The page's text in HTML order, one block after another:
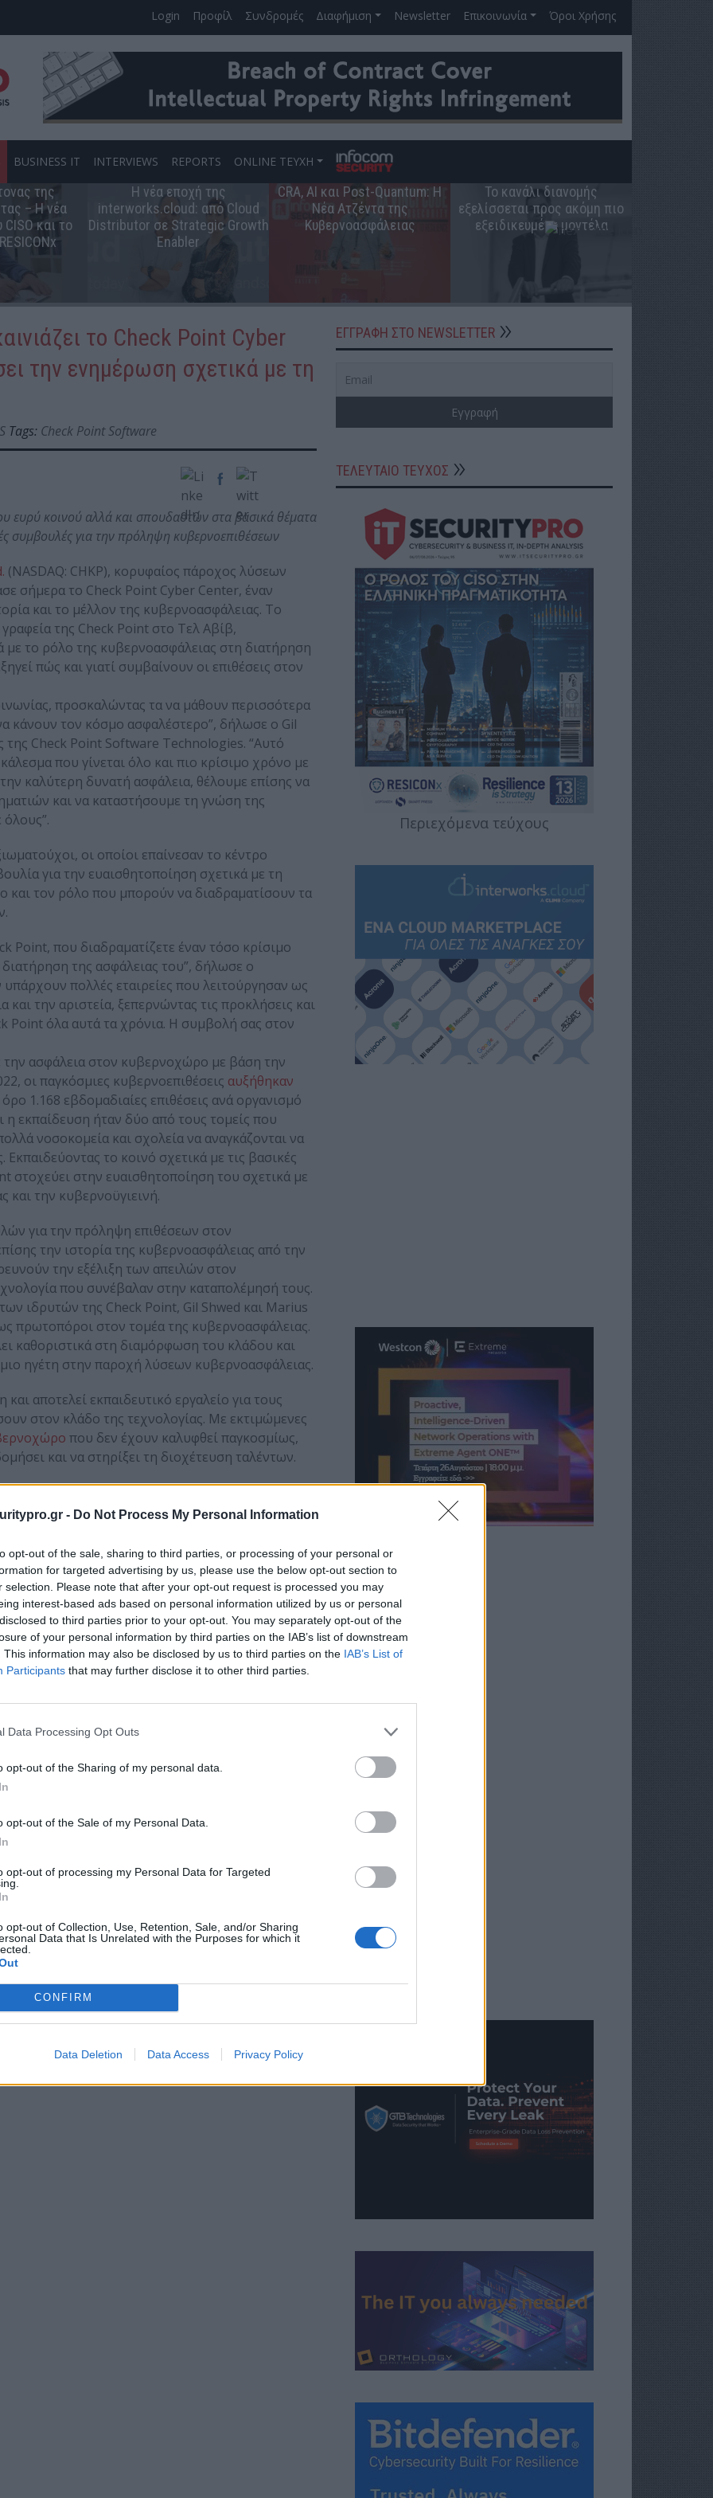
- Do Not Process My Personal Information
opt-out of the sale, sharing to third parties, or processing of your personal or
for targeted advertising by us, please use the below opt-out section to
selection. Please note that after your opt-out request is processed you may
interest-based ads based on personal information utilized by us or personal
to third parties prior to your opt-out. You may separately opt-out of the
of your personal information by third parties on the IAB’s list of downstream
This information may also be disclosed by us to third parties on the IAB’s List of
Participants that may further disclose it to other third parties.
Data Processing Opt Outs
opt-out of the Sharing of my personal data.
opt-out of the Sale of my Personal Data.
opt-out of processing my Personal Data for Targeted
opt-out of Collection, Use, Retention, Sale, and/or Sharing
Data that Is Unrelated with the Purposes for which it
CONFIRM
Data Deletion Data Access Privacy Policy
Login Προφίλ Συνδρομές Διαφήμιση Newsletter Επικοινωνία Όροι Χρήσης
BUSINESS IT INTERVIEWS REPORTS ONLINE ΤΕΥΧΗ
της
– Η νέα
και το
Η νέα εποχή της
interworks.cloud: από Cloud
Distributor σε Strategic Growth
Enabler
CRA, AI και Post-Quantum: Η
Νέα Ατζέντα της
Κυβερνοασφάλειας
Το κανάλι διανομής
εξελίσσεται προς ακόμη πιο
εξειδικευμένα μοντέλα
το Check Point Cyber
την ενημέρωση σχετικά με τη
Tags: Check Point Software
ευρύ κοινού αλλά και σπουδαστών στα βασικά θέματα
συμβουλές για την πρόληψη κυβερνοεπιθέσεων
(NASDAQ: CHKP), κορυφαίος πάροχος λύσεων
σήμερα το Check Point Cyber Center, έναν
και το μέλλον της κυβερνοασφάλειας. Το
της Check Point στο Τελ Αβίβ,
με το ρόλο της κυβερνοασφάλειας στη διατήρηση
πώς και γιατί συμβαίνουν οι επιθέσεις στον
προσκαλώντας τα να μάθουν περισσότερα
κάνουν τον κόσμο ασφαλέστερο”, δήλωσε ο Gil
Check Point Software Technologies. “Αυτό
που γίνεται όλο και πιο κρίσιμο χρόνο με
καλύτερη δυνατή ασφάλεια, θέλουμε επίσης να
και να καταστήσουμε τη γνώση της
οι οποίοι επαίνεσαν το κέντρο
για την ευαισθητοποίηση σχετικά με τη
και τον ρόλο που μπορούν να διαδραματίσουν τα
Point, που διαδραματίζετε έναν τόσο κρίσιμο
της ασφάλειας του”, δήλωσε ο
πολλές εταιρείες που λειτούργησαν ως
την αριστεία, ξεπερνώντας τις προκλήσεις και
Point όλα αυτά τα χρόνια. Η συμβολή σας στον
την ασφάλεια στον κυβερνοχώρο με βάση την
οι παγκόσμιες κυβερνοεπιθέσεις αυξήθηκαν
1.168 εβδομαδιαίες επιθέσεις ανά οργανισμό
εκπαίδευση ήταν δύο από τους τομείς που
νοσοκομεία και σχολεία να αναγκάζονται να
το κοινό σχετικά με τις βασικές
στοχεύει στην ευαισθητοποίηση του σχετικά με
και την κυβερνοϋγιεινή.
για την πρόληψη επιθέσεων στον
την ιστορία της κυβερνοασφάλειας από την
την εξέλιξη των απειλών στον
που συνέβαλαν στην καταπολέμησή τους.
ιδρυτών της Check Point, Gil Shwed και Marius
πρωτοπόροι στον τομέα της κυβερνοασφάλειας.
καθοριστικά στη διαμόρφωση του κλάδου και
ηγέτη στην παροχή λύσεων κυβερνοασφάλειας.
αποτελεί εκπαιδευτικό εργαλείο για τους
στον κλάδο της τεχνολογίας. Με εκτιμώμενες
που δεν έχουν καλυφθεί παγκοσμίως,
και να στηρίξει τη διοχέτευση ταλέντων.
Point Software
Radar for Cloud
Κυβερνοασφάλειας :
ιστορία της επιστήμης
ΕΓΓΡΑΦΗ ΣΤΟ NEWSLETTER
ΤΕΛΕΥΤΑΙΟ ΤΕΥΧΟΣ
Περιεχόμενα τεύχους